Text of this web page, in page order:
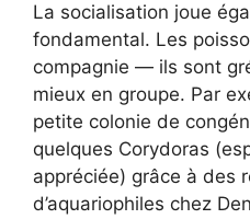
La socialisation joue
fondamental. Les
compagnie — ils sont
mieux en groupe. Par
petite colonie de
quelques Corydoras
appréciée) grâce à des
d’aquariophiles chez